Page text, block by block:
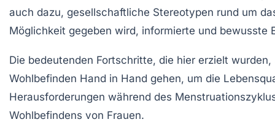
auch dazu, gesellschaftliche Stereotypen rund um
Möglichkeit gegeben wird, informierte und bewusste
Die bedeutenden Fortschritte, die hier erzielt
Wohlbefinden Hand in Hand gehen, um die
Herausforderungen während des
Wohlbefindens von Frauen.